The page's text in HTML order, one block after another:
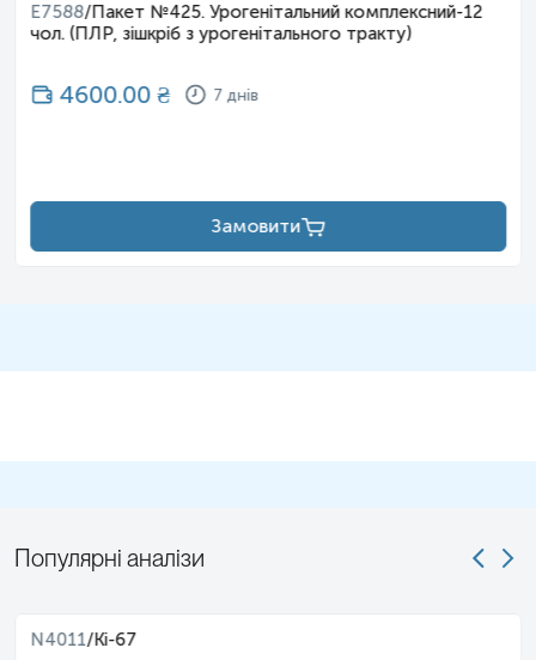
E7588/Пакет №425. Урогенітальний комплексний-12
чол. (ПЛР, зішкріб з урогенітального тракту)
4600.00₴ 7 днів
Замовити
Популярні аналізи
N4011/Ki-67